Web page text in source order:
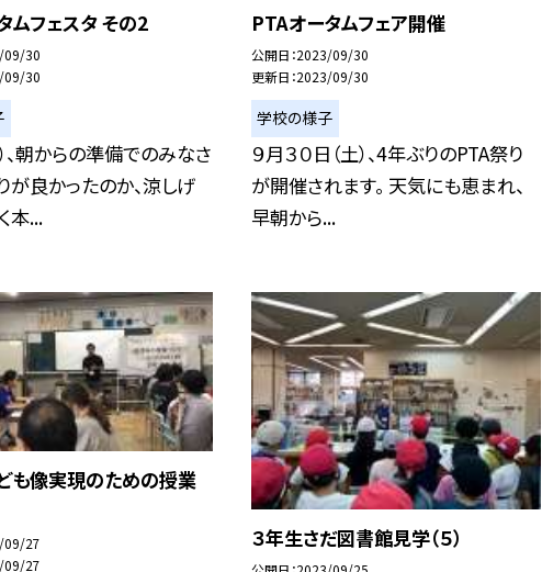
ムフェスタ その2
09/30
09/30
、朝からの準備でのみなさ
が良かったのか、涼しげ
本...
PTAオータムフェア開催
公開日 2023/09/30
更新日 2023/09/30
学校の様子
９月３０日（土）、4年ぶりのPTA祭り
が開催されます。 天気にも恵まれ、
早朝から...
も像実現のための授業
09/27
09/27
３年生さだ図書館見学（５）